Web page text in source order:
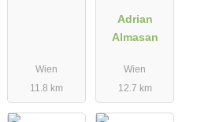
Wien
11.8 km
Adrian
Almasan
Wien
12.7 km